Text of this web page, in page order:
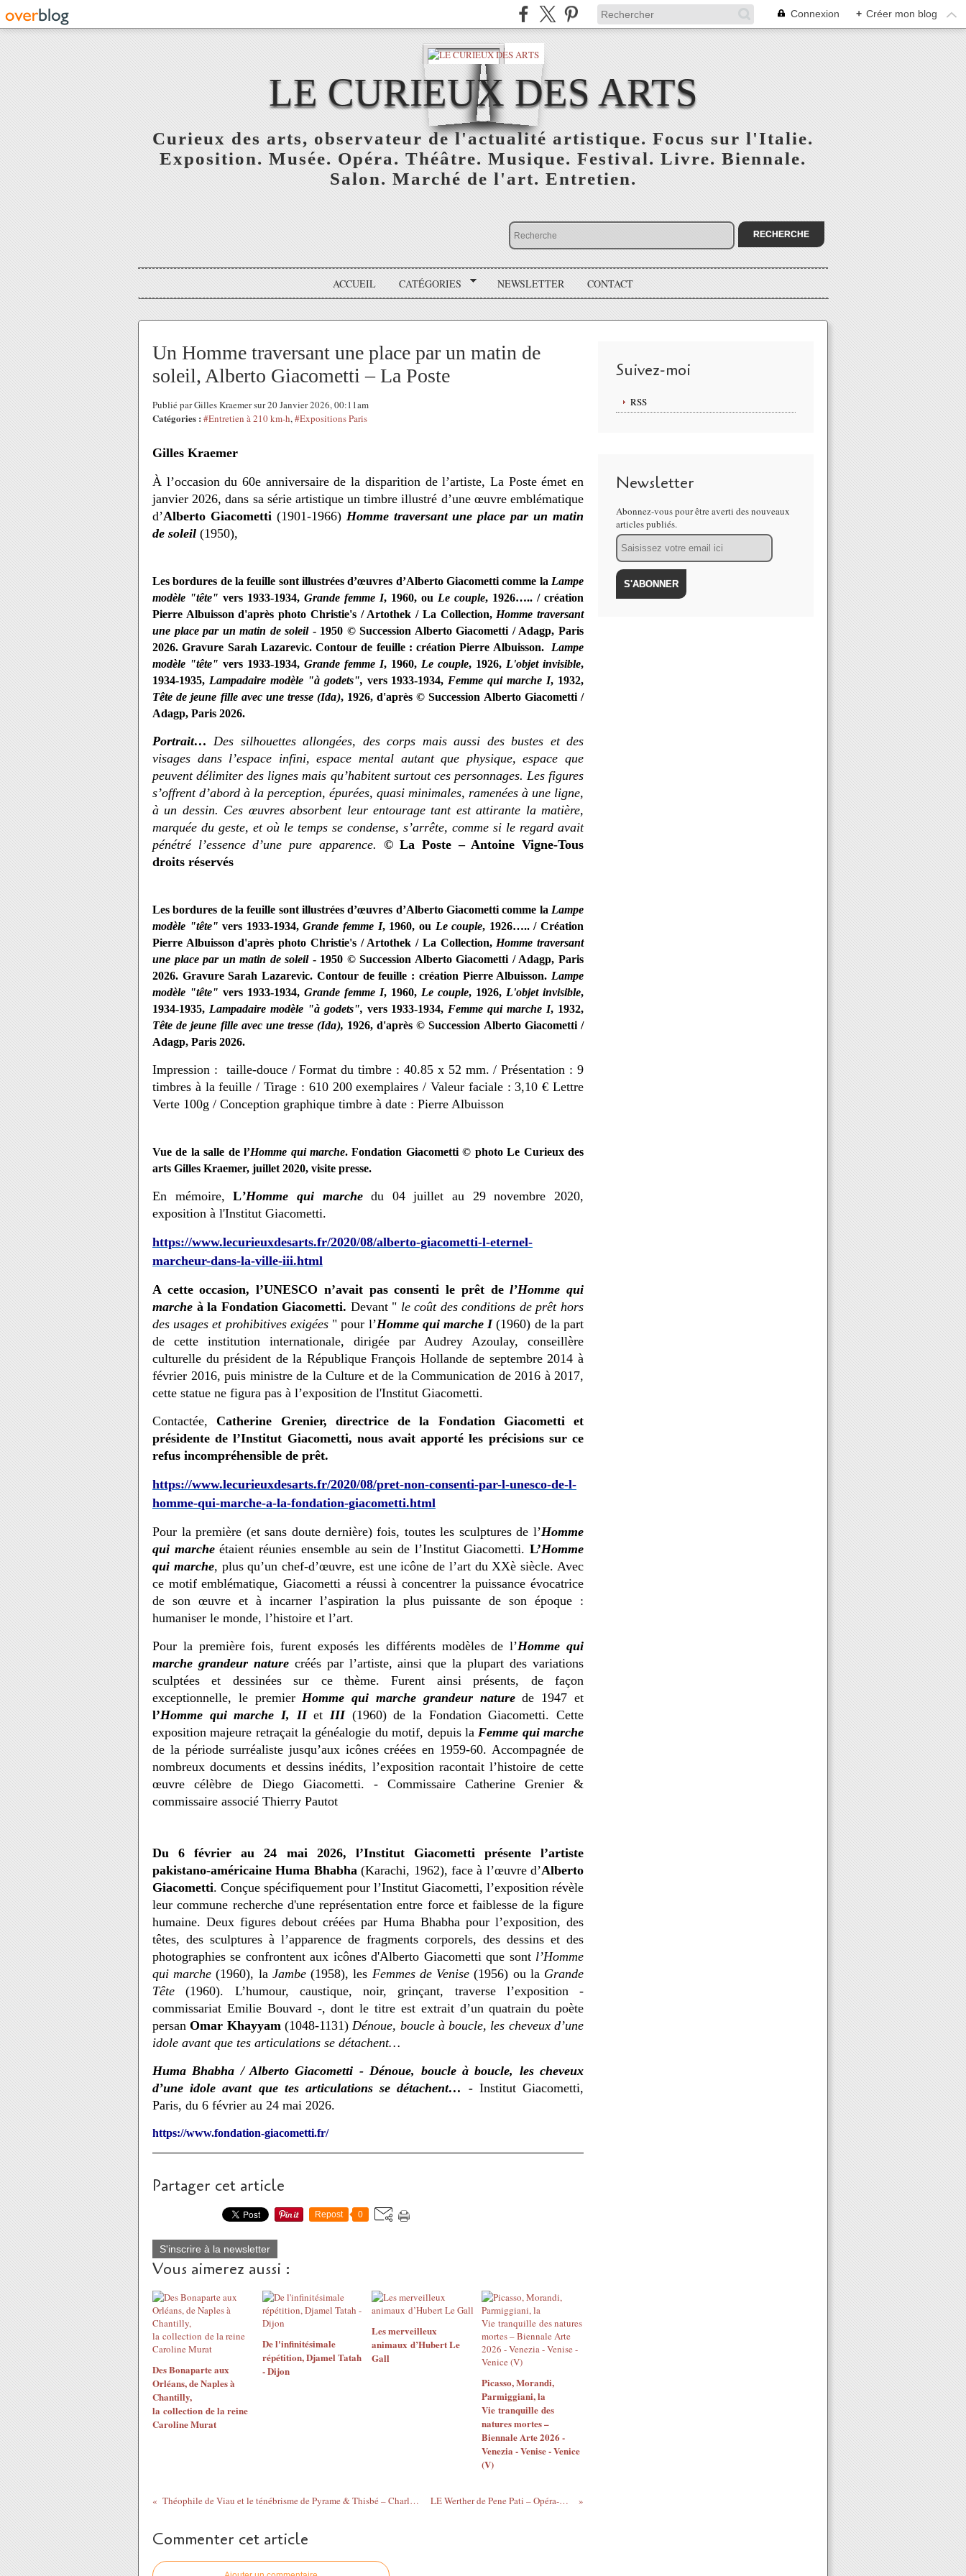
Connexion + Créer mon blog
LE CURIEUX DES ARTS
Curieux des arts, observateur de l'actualité artistique. Focus sur l'Italie.
Exposition. Musée. Opéra. Théâtre. Musique. Festival. Livre. Biennale.
Salon. Marché de l'art. Entretien.
ACCUEIL CATÉGORIES NEWSLETTER CONTACT
Un Homme traversant une place par un matin de
soleil, Alberto Giacometti – La Poste
Publié par Gilles Kraemer sur 20 Janvier 2026, 00:11am
Catégories : #Entretien à 210 km-h,#Expositions Paris
Gilles Kraemer
À l’occasion du 60e anniversaire de la disparition de l’artiste, La Poste émet en
janvier 2026, dans sa série artistique un timbre illustré d’une œuvre emblématique
d’Alberto Giacometti (1901-1966) Homme traversant une place par un matin
de soleil (1950),
Les bordures de la feuille sont illustrées d’œuvres d’Alberto Giacometti comme la Lampe
modèle "tête" vers 1933-1934, Grande femme I, 1960, ou Le couple, 1926….. / création
Pierre Albuisson d'après photo Christie's / Artothek / La Collection, Homme traversant
une place par un matin de soleil- 1950 © Succession Alberto Giacometti / Adagp, Paris
2026. Gravure Sarah Lazarevic. Contour de feuille : création Pierre Albuisson. Lampe
modèle "tête" vers 1933-1934, Grande femme I, 1960, Le couple, 1926, L'objet invisible,
1934-1935, Lampadaire modèle "à godets", vers 1933-1934, Femme qui marche I, 1932,
Tête de jeune fille avec une tresse (Ida), 1926, d'après © Succession Alberto Giacometti /
Adagp, Paris 2026.
Portrait…Des silhouettes allongées, des corps mais aussi des bustes et des
visages dans l’espace infini, espace mental autant que physique, espace que
peuvent délimiter des lignes mais qu’habitent surtout ces personnages. Les figures
s’offrent d’abord à la perception, épurées, quasi minimales, ramenées à une ligne,
à un dessin. Ces œuvres absorbent leur entourage tant est attirante la matière,
marquée du geste, et où le temps se condense, s’arrête, comme si le regard avait
pénétré l’essence d’une pure apparence. © La Poste – Antoine Vigne-Tous
droits réservés
Les bordures de la feuille sont illustrées d’œuvres d’Alberto Giacometti comme la Lampe
modèle "tête" vers 1933-1934,Grande femme I, 1960, ou Le couple, 1926….. /Création
Pierre Albuisson d'après photo Christie's / Artothek / La Collection, Homme traversant
une place par un matin de soleil - 1950 © Succession Alberto Giacometti / Adagp, Paris
2026. Gravure Sarah Lazarevic. Contour de feuille : création Pierre Albuisson. Lampe
modèle "tête" vers 1933-1934, Grande femme I, 1960, Le couple, 1926, L'objet invisible,
1934-1935, Lampadaire modèle "à godets", vers 1933-1934, Femme qui marche I, 1932,
Tête de jeune fille avec une tresse (Ida), 1926, d'après © Succession Alberto Giacometti /
Adagp, Paris 2026.
Impression : taille-douce / Format du timbre : 40.85 x 52 mm. /Présentation : 9
timbres à la feuille / Tirage : 610 200 exemplaires / Valeur faciale : 3,10 € Lettre
Verte 100g / Conception graphique timbre à date : Pierre Albuisson
Vue de la salle de l’Homme qui marche. Fondation Giacometti © photo Le Curieux des
arts Gilles Kraemer, juillet 2020, visite presse.
En mémoire,L’Homme qui marchedu 04 juillet au 29 novembre 2020,
exposition à l'Institut Giacometti.
https://www.lecurieuxdesarts.fr/2020/08/alberto-giacometti-l-eternel-
marcheur-dans-la-ville-iii.html
A cette occasion, l’UNESCO n’avait pas consenti le prêt del’Homme qui
marche à la Fondation Giacometti. Devant " le coût des conditions de prêt hors
des usages et prohibitives exigées" pour l’Homme qui marche I(1960) de la part
de cette institution internationale, dirigée par Audrey Azoulay, conseillère
culturelle du président de la République François Hollande de septembre 2014 à
février 2016, puis ministre de la Culture et de la Communication de 2016 à 2017,
cette statue ne figura pas à l’exposition de l'Institut Giacometti.
Contactée,Catherine Grenier, directrice de la Fondation Giacometti et
présidente de l’Institut Giacometti, nous avait apporté les précisions sur ce
refus incompréhensible de prêt.
https://www.lecurieuxdesarts.fr/2020/08/pret-non-consenti-par-l-unesco-de-l-
homme-qui-marche-a-la-fondation-giacometti.html
Pour la première (et sans doute dernière) fois, toutes les sculptures de l’Homme
qui marcheétaient réunies ensemble au sein de l’Institut Giacometti.L’Homme
qui marche, plus qu’un chef-d’œuvre, est une icône de l’art du XXè siècle. Avec
ce motif emblématique, Giacometti a réussi à concentrer la puissance évocatrice
de son œuvre et à incarner l’aspiration la plus puissante de son époque :
humaniser le monde, l’histoire et l’art.
Pour la première fois, furent exposés les différents modèles de l’Homme qui
marche grandeur naturecréés par l’artiste, ainsi que la plupart des variations
sculptées et dessinées sur ce thème. Furent ainsi présents, de façon
exceptionnelle, le premierHomme qui marche grandeur naturede 1947 et
l’Homme qui marche I, IIet III(1960) de la Fondation Giacometti.Cette
exposition majeure retraçait la généalogie du motif, depuis laFemme qui marche
de la période surréaliste jusqu’aux icônes créées en 1959-60. Accompagnée de
nombreux documents et dessins inédits, l’exposition racontait l’histoire de cette
œuvre célèbre de Diego Giacometti. - Commissaire Catherine Grenier &
commissaire associé Thierry Pautot
Du 6 février au 24 mai 2026, l’Institut Giacometti présente l’artiste
pakistano-américaine Huma Bhabha(Karachi, 1962), face à l’œuvre d’Alberto
Giacometti. Conçue spécifiquement pour l’Institut Giacometti, l’exposition révèle
leur commune recherche d'une représentation entre force et faiblesse de la figure
humaine. Deux figures debout créées par Huma Bhabha pour l’exposition, des
têtes, des sculptures à l’apparence de fragments corporels, des dessins et des
photographies se confrontent aux icônes d'Alberto Giacometti que sont l’Homme
qui marche (1960), la Jambe(1958), les Femmes de Venise (1956) ou la Grande
Tête (1960). L’humour, caustique, noir, grinçant, traverse l’exposition -
commissariat Emilie Bouvard -, dont le titre est extrait d’un quatrain du poète
persanOmar Khayyam(1048-1131)Dénoue, boucle à boucle, les cheveux d’une
idole avant que tes articulations se détachent…
Huma Bhabha / Alberto Giacometti - Dénoue, boucle à boucle, les cheveux
d’une idole avant que tes articulations se détachent… - Institut Giacometti,
Paris, du 6 février au 24 mai 2026.
https://www.fondation-giacometti.fr/
Partager cet article
Repost 0
S'inscrire à la newsletter
Vous aimerez aussi :
Des Bonaparte aux
Orléans, de Naples à
Chantilly,
la collection de la reine
Caroline Murat
​​​​​​​De l'infinitésimale
répétition, Djamel Tatah
- Dijon
Les merveilleux
animaux d’Hubert Le
Gall
Picasso, Morandi,
Parmiggiani, la
Vie tranquille des
natures mortes –
Biennale Arte 2026 -
Venezia - Venise - Venice
(V)
Théophile de Viau et le ténébrisme de Pyrame & Thisbé – Charles di Meglio LE Werther de Pene Pati – Opéra-Comique
Commenter cet article
Suivez-moi
RSS
Newsletter
Abonnez-vous pour être averti des nouveaux
articles publiés.
Email